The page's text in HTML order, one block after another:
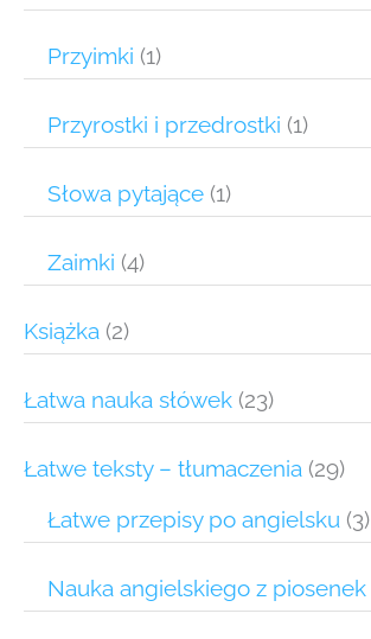
Przyimki (1)
Przyrostki i przedrostki (1)
Słowa pytające (1)
Zaimki (4)
Książka (2)
Łatwa nauka słówek (23)
Łatwe teksty – tłumaczenia (29)
Łatwe przepisy po angielsku (3)
Nauka angielskiego z piosenek